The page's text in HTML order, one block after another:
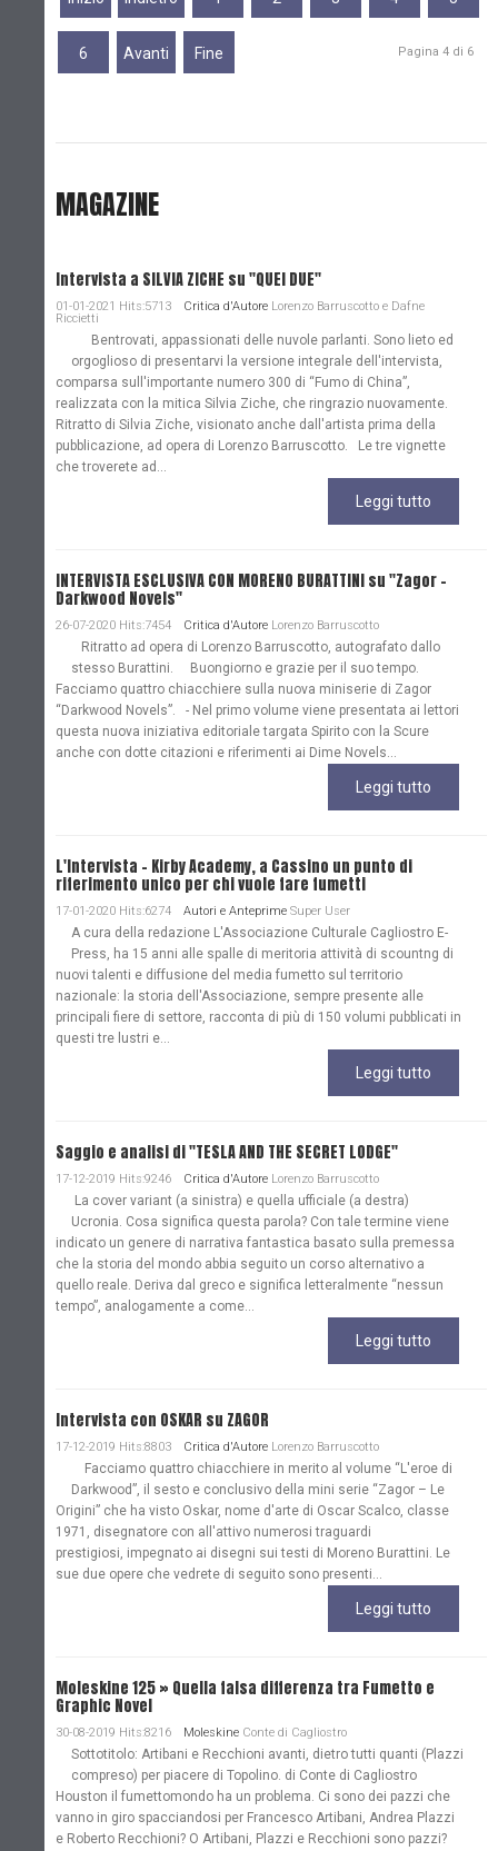
6 Avanti Fine Pagina 4 di 6
MAGAZINE
Intervista a SILVIA ZICHE su "QUEI DUE"
01-01-2021 Hits:5713 Critica d'Autore Lorenzo Barruscotto e Dafne
Riccietti
Bentrovati, appassionati delle nuvole parlanti. Sono lieto ed
orgoglioso di presentarvi la versione integrale dell'intervista,
comparsa sull'importante numero 300 di “Fumo di China”,
realizzata con la mitica Silvia Ziche, che ringrazio nuovamente.
Ritratto di Silvia Ziche, visionato anche dall'artista prima della
pubblicazione, ad opera di Lorenzo Barruscotto. Le tre vignette
che troverete ad...
Leggi tutto
INTERVISTA ESCLUSIVA CON MORENO BURATTINI su "Zagor -
Darkwood Novels"
26-07-2020 Hits:7454 Critica d'Autore Lorenzo Barruscotto
Ritratto ad opera di Lorenzo Barruscotto, autografato dallo
stesso Burattini. Buongiorno e grazie per il suo tempo.
Facciamo quattro chiacchiere sulla nuova miniserie di Zagor
“Darkwood Novels”. - Nel primo volume viene presentata ai lettori
questa nuova iniziativa editoriale targata Spirito con la Scure
anche con dotte citazioni e riferimenti ai Dime Novels...
Leggi tutto
L'Intervista - Kirby Academy, a Cassino un punto di
riferimento unico per chi vuole fare fumetti
17-01-2020 Hits:6274 Autori e Anteprime Super User
A cura della redazione L'Associazione Culturale Cagliostro E-
Press, ha 15 anni alle spalle di meritoria attività di scountng di
nuovi talenti e diffusione del media fumetto sul territorio
nazionale: la storia dell'Associazione, sempre presente alle
principali fiere di settore, racconta di più di 150 volumi pubblicati in
questi tre lustri e...
Leggi tutto
Saggio e analisi di "TESLA AND THE SECRET LODGE"
17-12-2019 Hits:9246 Critica d'Autore Lorenzo Barruscotto
La cover variant (a sinistra) e quella ufficiale (a destra)
Ucronia. Cosa significa questa parola? Con tale termine viene
indicato un genere di narrativa fantastica basato sulla premessa
che la storia del mondo abbia seguito un corso alternativo a
quello reale. Deriva dal greco e significa letteralmente “nessun
tempo”, analogamente a come...
Leggi tutto
Intervista con OSKAR su ZAGOR
17-12-2019 Hits:8803 Critica d'Autore Lorenzo Barruscotto
Facciamo quattro chiacchiere in merito al volume “L'eroe di
Darkwood”, il sesto e conclusivo della mini serie “Zagor – Le
Origini” che ha visto Oskar, nome d'arte di Oscar Scalco, classe
1971, disegnatore con all'attivo numerosi traguardi
prestigiosi, impegnato ai disegni sui testi di Moreno Burattini. Le
sue due opere che vedrete di seguito sono presenti...
Leggi tutto
Moleskine 125 » Quella falsa differenza tra Fumetto e
Graphic Novel
30-08-2019 Hits:8216 Moleskine Conte di Cagliostro
Sottotitolo: Artibani e Recchioni avanti, dietro tutti quanti (Plazzi
compreso) per piacere di Topolino. di Conte di Cagliostro
Houston il fumettomondo ha un problema. Ci sono dei pazzi che
vanno in giro spacciandosi per Francesco Artibani, Andrea Plazzi
e Roberto Recchioni? O Artibani, Plazzi e Recchioni sono pazzi?